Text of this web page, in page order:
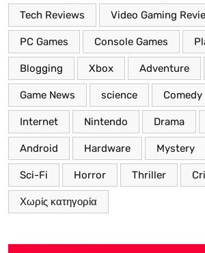
Tech Reviews Video Gaming
PC Games Console Games
Blogging Xbox Adventure
Game News science Comedy
Internet Nintendo Drama
Android Hardware Mystery
Sci-Fi Horror Thriller
Χωρίς κατηγορία